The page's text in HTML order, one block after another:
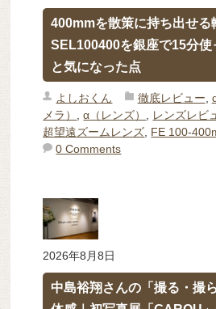
400mmを散策に持ち出せる
SEL100400を銀座で15分使
と気になった点
よしおくん 徹底レビュー,
メラ） ,α（レンズ） , レンズレビ
超望遠ズームレンズ, FE 100-
0 Comments
2026年8月8日
中島裕翔さんの「撮る・撮